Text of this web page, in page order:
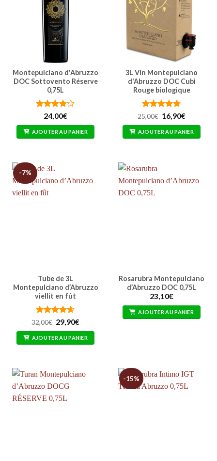
Montepulciano d'Abruzzo
DOC Sottovento Réserve
0,75L
Note
5
24,00€
AJOUTER AU PANIER
3L Vin Montepulciano
d'Abruzzo DOC Cubi
Rouge biologique
Note 4.77
25,00€ Le
initial
était :
16,90€Le
actuel
est :
AJOUTER AU PANIER
-7%
Tube de 3L
Montepulciano d’Abruzzo
viellit en fût
Note 4.57
32,00€ Le
prix
initial
était :
29,90€Le
actuel
est :
AJOUTER AU PANIER
Rosarubra Montepulciano
d’Abruzzo DOC 0,75L
23,10€
AJOUTER AU PANIER
-15%